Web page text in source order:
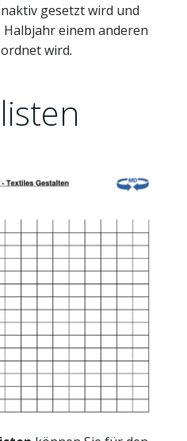
gesetzt wird und
einem anderen
wird.